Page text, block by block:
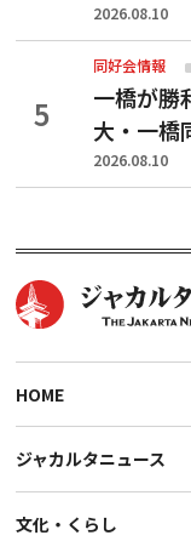
2026.08.10
同好会情報
一橋が勝
大・一橋
2026.08.10
HOME
ジャカルタニュース
文化・くらし